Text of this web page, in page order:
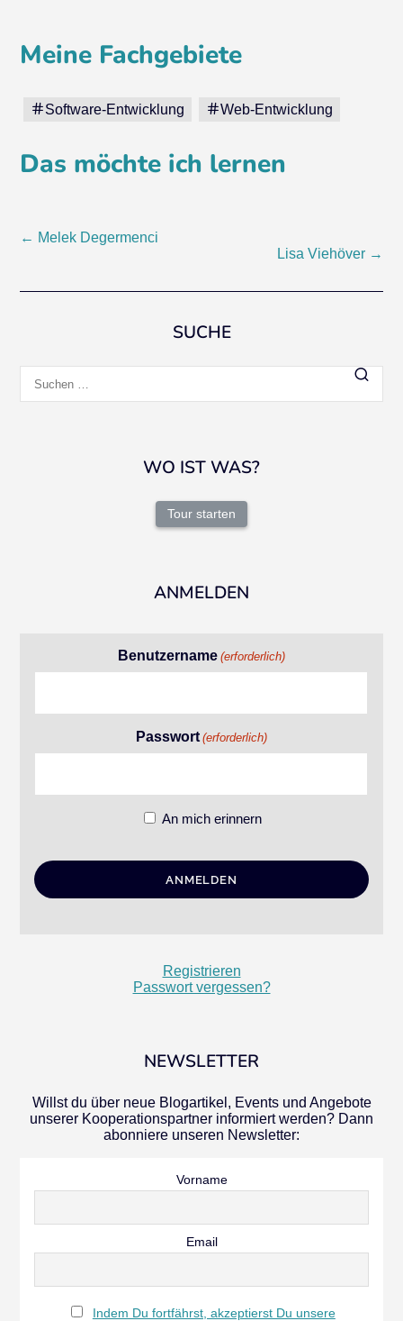
Meine Fachgebiete
Software-Entwicklung Web-Entwicklung
Das möchte ich lernen
Beitragsnavigation
← Melek Degermenci
Lisa Viehöver →
SUCHE
nach:
WO IST WAS?
Tour starten
ANMELDEN
Benutzername (erforderlich)
Passwort (erforderlich)
An mich erinnern
Registrieren
Passwort vergessen?
NEWSLETTER
Willst du über neue Blogartikel, Events und Angebote
unserer Kooperationspartner informiert werden? Dann
abonniere unseren Newsletter:
Vorname
Email
Indem Du fortfährst, akzeptierst Du unsere